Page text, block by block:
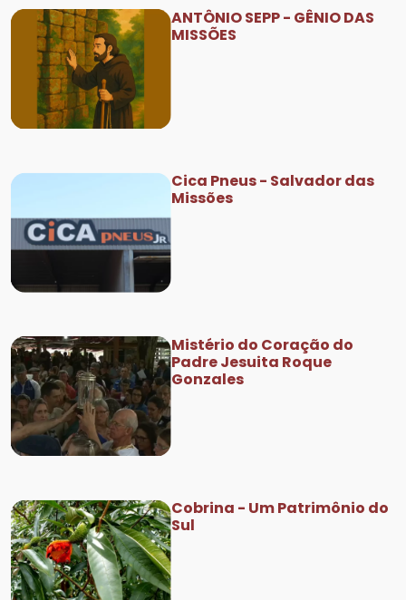
ANTÔNIO SEPP - GÊNIO DAS
MISSÕES
Cica Pneus - Salvador das
Missões
Mistério do Coração do
Padre Jesuita Roque
Gonzales
Cobrina - Um Patrimônio do
Sul